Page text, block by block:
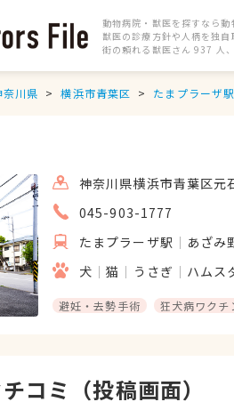
動物病院・獣医を探すなら動
獣医の診療方針や人柄を独
街の頼れる獣医さん 937 人
奈川県 横浜市青葉区 たまプラーザ駅
神奈川県横浜市青葉区
045-903-1777
たまプラーザ駅
あざみ
犬
猫 うさぎ ハムス
避妊・去勢手術 狂犬病ワクチ
コミ（投稿画面）